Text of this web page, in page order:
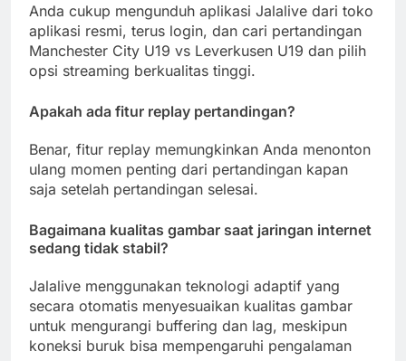
Anda cukup mengunduh aplikasi Jalalive dari toko
aplikasi resmi, terus login, dan cari pertandingan
Manchester City U19 vs Leverkusen U19 dan pilih
opsi streaming berkualitas tinggi.
Apakah ada fitur replay pertandingan?
Benar, fitur replay memungkinkan Anda menonton
ulang momen penting dari pertandingan kapan
saja setelah pertandingan selesai.
Bagaimana kualitas gambar saat jaringan internet
sedang tidak stabil?
Jalalive menggunakan teknologi adaptif yang
secara otomatis menyesuaikan kualitas gambar
untuk mengurangi buffering dan lag, meskipun
koneksi buruk bisa mempengaruhi pengalaman